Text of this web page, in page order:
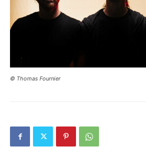
© Thomas Fournier